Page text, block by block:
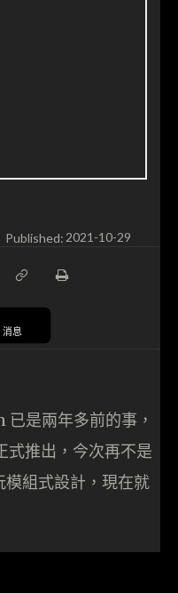
Published:2021-10-29
消息
是兩年多前的事，
推出，今次再不是
組式設計，現在就